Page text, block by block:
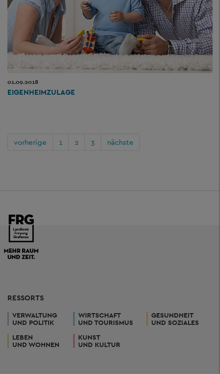
01.09.2018
EIGENHEIMZULAGE
vorherige 1 2 3 nächste
RESSORTS
VERWALTUNG
UND POLITIK
WIRTSCHAFT
UND TOURISMUS
GESUNDHEIT
UND SOZIALES
LEBEN
UND WOHNEN
KUNST
UND KULTUR